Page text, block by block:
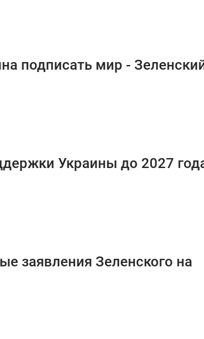
подписать мир -
Украины до 2027
заявления Зеленского на